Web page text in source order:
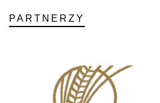
PARTNERZY